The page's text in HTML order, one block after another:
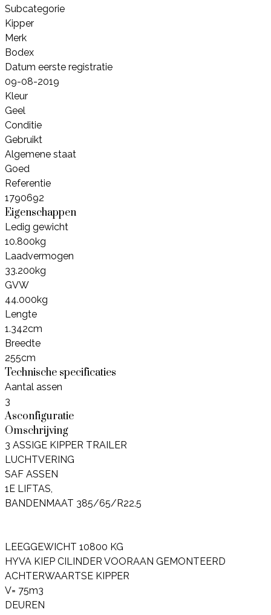
Subcategorie
Kipper
Merk
Bodex
Datum eerste registratie
09-08-2019
Kleur
Geel
Conditie
Gebruikt
Algemene staat
Goed
Referentie
1790692
Eigenschappen
Ledig gewicht
10.800kg
Laadvermogen
33.200kg
GVW
44.000kg
Lengte
1.342cm
Breedte
255cm
Technische specificaties
Aantal assen
3
Asconfiguratie
Omschrijving
3 ASSIGE KIPPER TRAILER
LUCHTVERING
SAF ASSEN
1E LIFTAS,
BANDENMAAT 385/65/R22.5
LEEGGEWICHT 10800 KG
HYVA KIEP CILINDER VOORAAN GEMONTEERD
ACHTERWAARTSE KIPPER
V= 75m3
DEUREN